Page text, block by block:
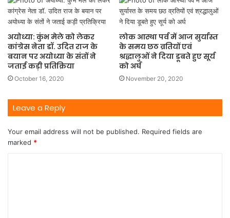
अयोध्या: कुंभ मेले को लेकर
कांग्रेस नेता डॉ. उदित राज के
बयान पर अयोध्या के संतों ने
जताई कड़ी प्रतिक्रिया
October 16, 2020
लोक आस्था पर्व में आज सुर्यास्त
के समय छठ व्रतियों एवं
श्रद्धालुओं ने दिया डूबते हुए सूर्य
को अर्घ
November 20, 2020
Leave a Reply
Your email address will not be published. Required fields are
marked *